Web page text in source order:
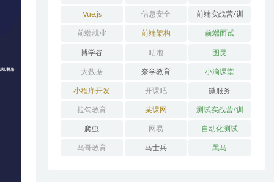
Alibaba
Vue.js 信息安全 前端实战营/训
练营/体系课
前端就业 前端架构 前端面试
博学谷 咕泡 图灵
大数据 奈学教育 小滴课堂
小程序开发 开课吧 微服务
拉勾教育 某课网 测试实战营/训
练营/体系课
爬虫 网易 自动化测试
马哥教育 马士兵 黑马